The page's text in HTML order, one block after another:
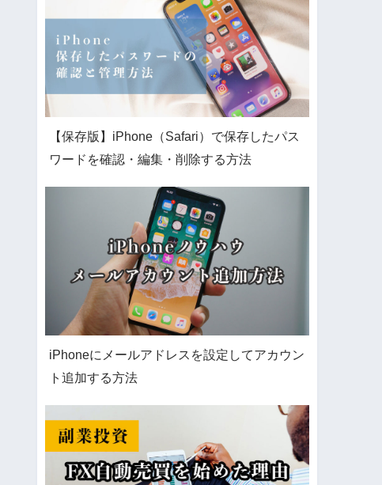
【保存版】iPhone（Safari）で保存したパス
ワードを確認・編集・削除する方法
iPhoneにメールアドレスを設定してアカウン
ト追加する方法